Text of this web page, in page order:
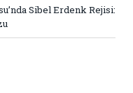
Sibel Erdenk Rejisi: